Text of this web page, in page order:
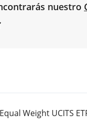
nuestro
Weight UCITS